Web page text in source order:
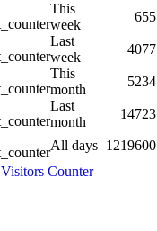
This
week
655
Last
week
4077
This
month
5234
Last
month
14723
All days 1219600
Visitors Counter